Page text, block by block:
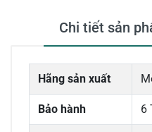
Chi tiết sản
Hãng sản xuất
Bảo hành 6